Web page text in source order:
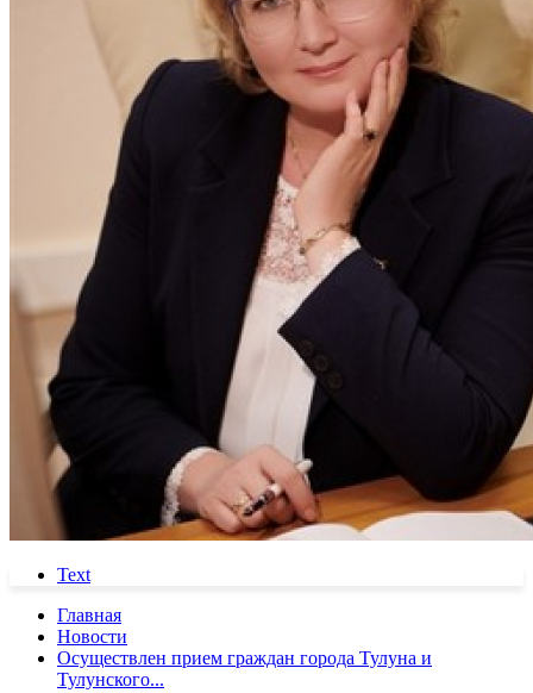
Text
Главная
Новости
Осуществлен прием граждан города Тулуна и
Тулунского...